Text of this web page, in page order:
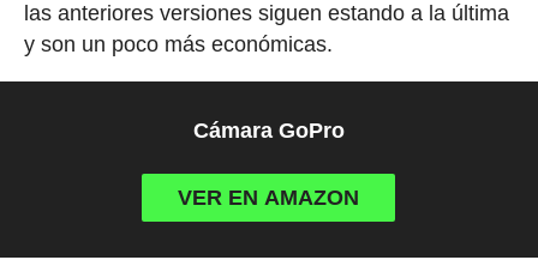
las anteriores versiones siguen estando a la última
y son un poco más económicas.
Cámara GoPro
VER EN AMAZON